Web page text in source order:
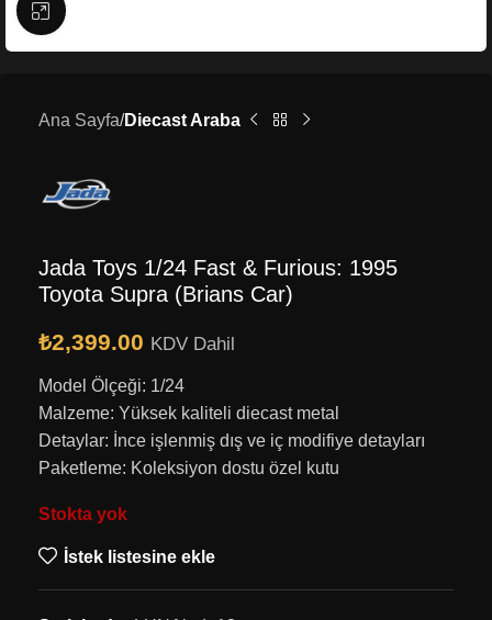
Büyütmek için tıklayın
Ana Sayfa Diecast Araba
Jada Toys 1/24 Fast & Furious: 1995
Toyota Supra (Brians Car)
₺2,399.00 KDV Dahil
Model Ölçeği: 1/24
Malzeme: Yüksek kaliteli diecast metal
Detaylar: İnce işlenmiş dış ve iç modifiye detayları
Paketleme: Koleksiyon dostu özel kutu
Stokta yok
İstek listesine ekle